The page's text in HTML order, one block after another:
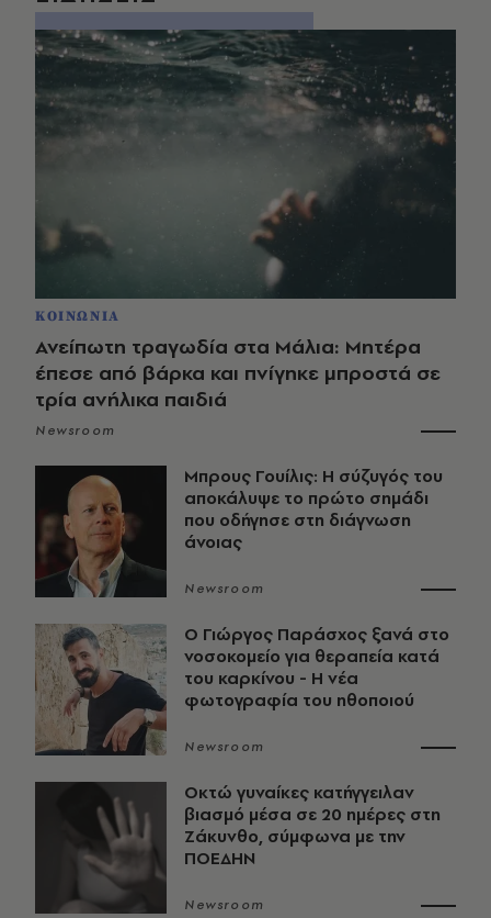
ΚΟΙΝΩΝΙΑ
Ανείπωτη τραγωδία στα Μάλια: Μητέρα
έπεσε από βάρκα και πνίγηκε μπροστά σε
τρία ανήλικα παιδιά
Newsroom
Μπρους Γουίλις: Η σύζυγός του
αποκάλυψε το πρώτο σημάδι
που οδήγησε στη διάγνωση
άνοιας
Newsroom
O Γιώργος Παράσχος ξανά στο
νοσοκομείο για θεραπεία κατά
του καρκίνου - Η νέα
φωτογραφία του ηθοποιού
Newsroom
Οκτώ γυναίκες κατήγγειλαν
βιασμό μέσα σε 20 ημέρες στη
Ζάκυνθο, σύμφωνα με την
ΠΟΕΔΗΝ
Newsroom